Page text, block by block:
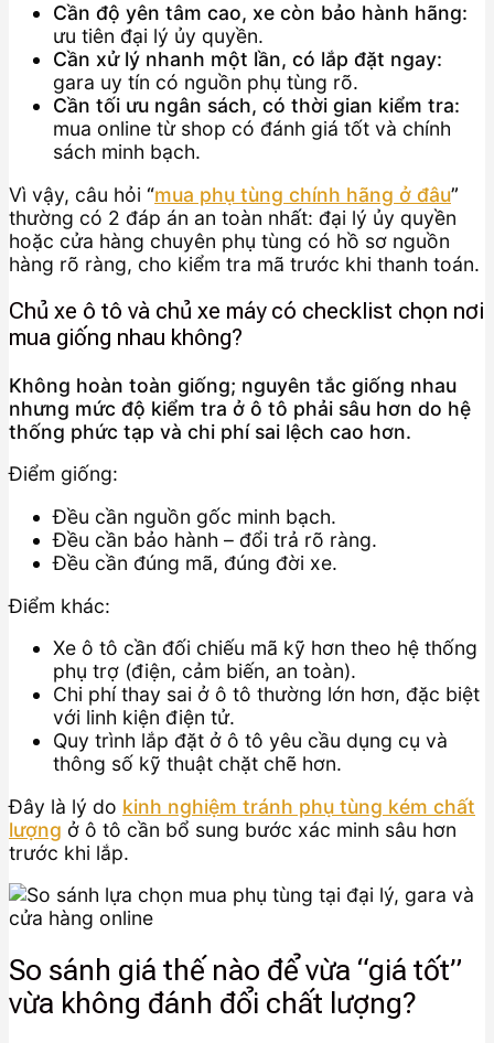
Cần độ yên tâm cao, xe còn bảo hành hãng:
ưu tiên đại lý ủy quyền.
Cần xử lý nhanh một lần, có lắp đặt ngay:
gara uy tín có nguồn phụ tùng rõ.
Cần tối ưu ngân sách, có thời gian kiểm tra:
mua online từ shop có đánh giá tốt và chính
sách minh bạch.
Vì vậy, câu hỏi “mua phụ tùng chính hãng ở đâu”
thường có 2 đáp án an toàn nhất: đại lý ủy quyền
hoặc cửa hàng chuyên phụ tùng có hồ sơ nguồn
hàng rõ ràng, cho kiểm tra mã trước khi thanh toán.
Chủ xe ô tô và chủ xe máy có checklist chọn nơi
mua giống nhau không?
Không hoàn toàn giống; nguyên tắc giống nhau
nhưng mức độ kiểm tra ở ô tô phải sâu hơn do hệ
thống phức tạp và chi phí sai lệch cao hơn.
Điểm giống:
Đều cần nguồn gốc minh bạch.
Đều cần bảo hành – đổi trả rõ ràng.
Đều cần đúng mã, đúng đời xe.
Điểm khác:
Xe ô tô cần đối chiếu mã kỹ hơn theo hệ thống
phụ trợ (điện, cảm biến, an toàn).
Chi phí thay sai ở ô tô thường lớn hơn, đặc biệt
với linh kiện điện tử.
Quy trình lắp đặt ở ô tô yêu cầu dụng cụ và
thông số kỹ thuật chặt chẽ hơn.
Đây là lý do kinh nghiệm tránh phụ tùng kém chất
lượng ở ô tô cần bổ sung bước xác minh sâu hơn
trước khi lắp.
So sánh giá thế nào để vừa “giá tốt”
vừa không đánh đổi chất lượng?